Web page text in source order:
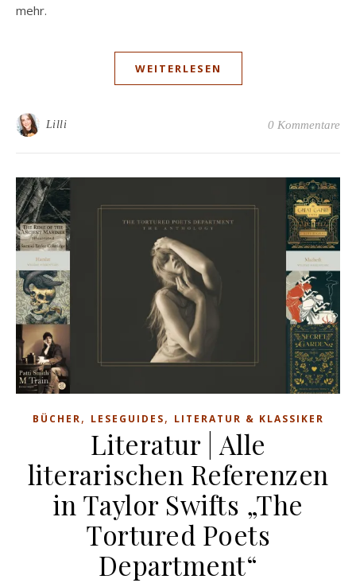
mehr.
WEITERLESEN
Lilli 0 Kommentare
BÜCHER, LESEGUIDES, LITERATUR & KLASSIKER
Literatur | Alle
literarischen Referenzen
in Taylor Swifts „The
Tortured Poets
Department“